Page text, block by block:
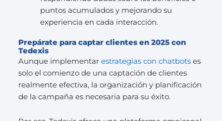
puntos acumulados y mejorando su
experiencia en cada interacción.
Prepárate para captar clientes en 2025 con
Tedexis
Aunque implementar estrategias con chatbotses
solo el comienzo de una captación de clientes
realmente efectiva, la organización y planificación
de la campaña es necesaria para su éxito.